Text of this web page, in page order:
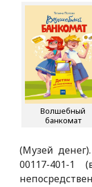
Волшебный
банкомат
(Музей
00117-401-